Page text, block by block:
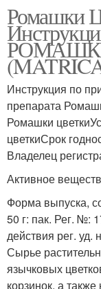
Ромашки
Инструкция по
препарата
Ромашки
цветкиСрок
Владелец
Активное
Форма выпуска,
50 г: пак. Рег. №:
действия рег. уд.
Сырье
язычковых
корзинок, а также